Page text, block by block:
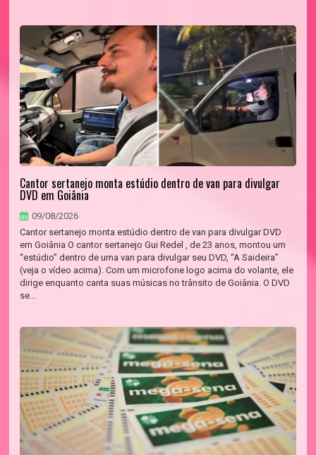
Cantor sertanejo monta estúdio dentro de van para divulgar
DVD em Goiânia
09/08/2026
Cantor sertanejo monta estúdio dentro de van para divulgar DVD
em Goiânia O cantor sertanejo Gui Redel , de 23 anos, montou um
“estúdio” dentro de uma van para divulgar seu DVD, “A Saideira”
(veja o vídeo acima). Com um microfone logo acima do volante, ele
dirige enquanto canta suas músicas no trânsito de Goiânia. O DVD
se...